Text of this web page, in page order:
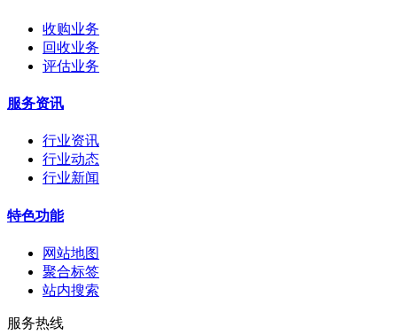
收购业务
回收业务
评估业务
服务资讯
行业资讯
行业动态
行业新闻
特色功能
网站地图
聚合标签
站内搜索
服务热线